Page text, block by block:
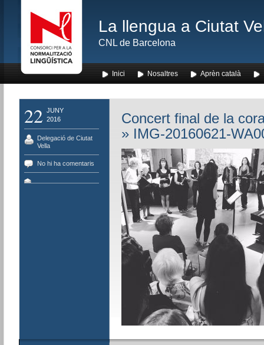
La llengua a Ciutat
CNL de Barcelona
Inici Nosaltres Aprèn català
22 JUNY
2016
Delegació de Ciutat
Vella
No hi ha comentaris
Concert final de la
» IMG-20160621-